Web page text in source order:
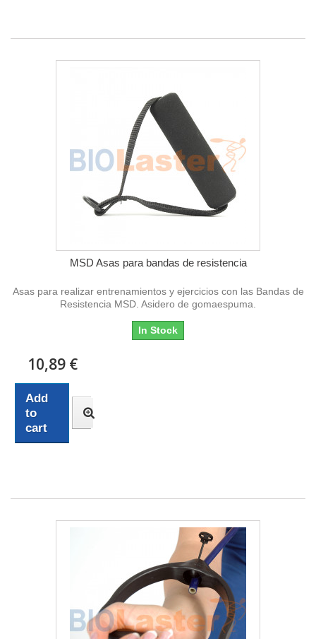
MSD Asas para bandas de resistencia
Asas para realizar entrenamientos y ejercicios con las Bandas de
Resistencia MSD. Asidero de gomaespuma.
In Stock
10,89 €
Add
to
cart